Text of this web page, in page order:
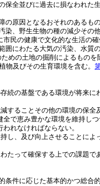
全並びに過去に損なわれた
原因となるおそれのあるもの
、野生生物の種の減少その
民の健康で文化的な生活の確
にわたる大気の汚染、水質
めの土地の掘削によるものを
及びその生育環境を含む。
続の基盤である環境が将来に
することその他の環境の保全
で恵み豊かな環境を維持し
れなければならない。
し、及び向上させることによ
たって確保する上での課題で
条件に応じた基本的かつ総合